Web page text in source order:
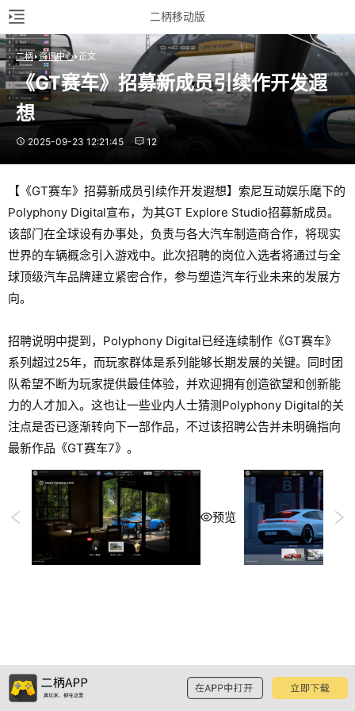
二柄移动版
二柄 资讯中心 正文
《GT赛车》招募新成员引续作开发遐
想
2025-09-23 12:21:45 12
【《GT赛车》招募新成员引续作开发遐想】索尼互动娱乐麾下的
Polyphony Digital宣布，为其GT Explore Studio招募新成员。
该部门在全球设有办事处，负责与各大汽车制造商合作，将现实
世界的车辆概念引入游戏中。此次招聘的岗位入选者将通过与全
球顶级汽车品牌建立紧密合作，参与塑造汽车行业未来的发展方
向。
招聘说明中提到，Polyphony Digital已经连续制作《GT赛车》
系列超过25年，而玩家群体是系列能够长期发展的关键。同时团
队希望不断为玩家提供最佳体验，并欢迎拥有创造欲望和创新能
力的人才加入。这也让一些业内人士猜测Polyphony Digital的关
注点是否已逐渐转向下一部作品，不过该招聘公告并未明确指向
最新作品《GT赛车7》。
预览